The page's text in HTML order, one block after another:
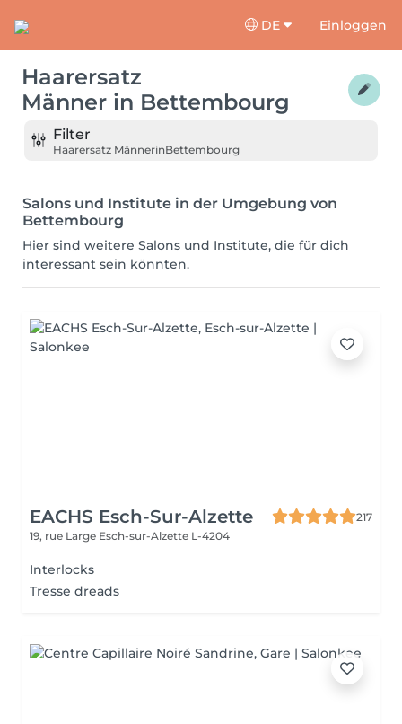
DE Einloggen
Haarersatz
Männer in Bettembourg
Filter
Haarersatz MännerinBettembourg
Salons und Institute in der Umgebung von
Bettembourg
Hier sind weitere Salons und Institute, die für dich
interessant sein könnten.
EACHS Esch-Sur-Alzette
217
19, rue Large Esch-sur-Alzette L-4204
Interlocks
Tresse dreads